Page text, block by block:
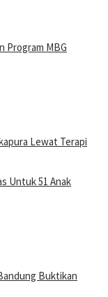
Program MBG
Lewat Terapi
Untuk 51 Anak
Buktikan